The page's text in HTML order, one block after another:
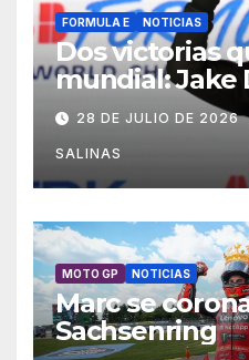
FORMULA E NOTICIAS
Dos victorias
mundial: Jake
28 DE JULIO DE 2026
SALINAS
MOTO GP NOTICIAS
Marc se
Sachsenring